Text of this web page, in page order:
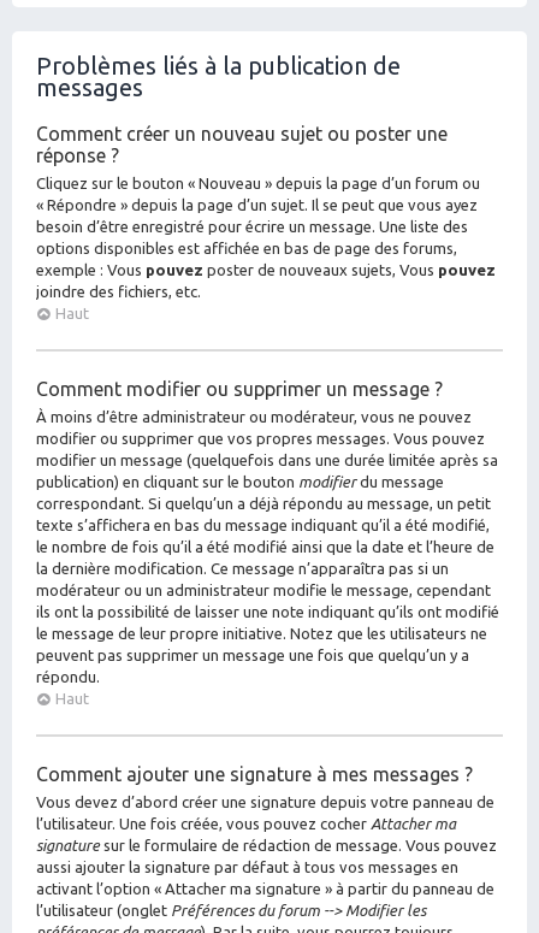
Problèmes liés à la publication de
messages
Comment créer un nouveau sujet ou poster une
réponse ?
Cliquez sur le bouton « Nouveau » depuis la page d’un forum ou
« Répondre » depuis la page d’un sujet. Il se peut que vous ayez
besoin d’être enregistré pour écrire un message. Une liste des
options disponibles est affichée en bas de page des forums,
exemple : Vous pouvez poster de nouveaux sujets, Vous pouvez
joindre des fichiers, etc.
Haut
Comment modifier ou supprimer un message ?
À moins d’être administrateur ou modérateur, vous ne pouvez
modifier ou supprimer que vos propres messages. Vous pouvez
modifier un message (quelquefois dans une durée limitée après sa
publication) en cliquant sur le bouton modifierdu message
correspondant. Si quelqu’un a déjà répondu au message, un petit
texte s’affichera en bas du message indiquant qu’il a été modifié,
le nombre de fois qu’il a été modifié ainsi que la date et l’heure de
la dernière modification. Ce message n’apparaîtra pas si un
modérateur ou un administrateur modifie le message, cependant
ils ont la possibilité de laisser une note indiquant qu’ils ont modifié
le message de leur propre initiative. Notez que les utilisateurs ne
peuvent pas supprimer un message une fois que quelqu’un y a
répondu.
Haut
Comment ajouter une signature à mes messages ?
Vous devez d’abord créer une signature depuis votre panneau de
l’utilisateur. Une fois créée, vous pouvez cocher Attacher ma
signaturesur le formulaire de rédaction de message. Vous pouvez
aussi ajouter la signature par défaut à tous vos messages en
activant l’option « Attacher ma signature » à partir du panneau de
l’utilisateur (onglet Préférences du forum --> Modifier les